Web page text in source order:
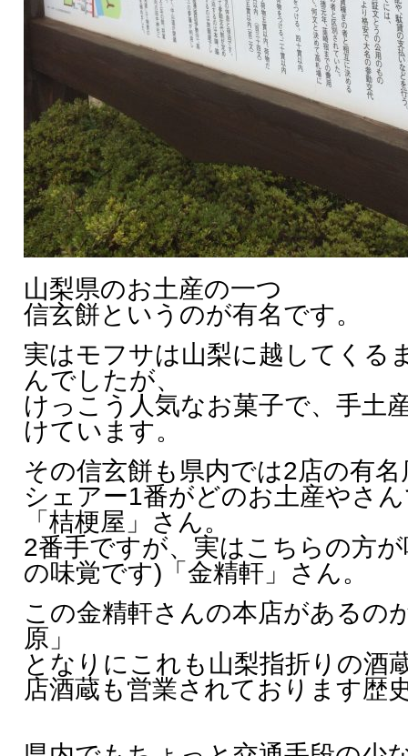
山梨県のお土産の一つ
信玄餅というのが有名です。
実はモフサは山梨に越してくる
んでしたが、
けっこう人気なお菓子で、手土
けています。
その信玄餅も県内では2店の有
シェアー1番がどのお土産やさ
「桔梗屋」さん。
2番手ですが、実はこちらの方
の味覚です)「金精軒」さん。
この金精軒さんの本店があるの
原」
となりにこれも山梨指折りの酒
店酒蔵も営業されております歴